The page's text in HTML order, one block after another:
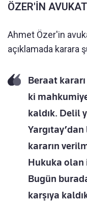
ÖZER'İN
Ahmet Özer'in
açıklamada karara
Beraat
ki
kaldık. Delil
kararın
Hukuka olan
Bugün
karşıya